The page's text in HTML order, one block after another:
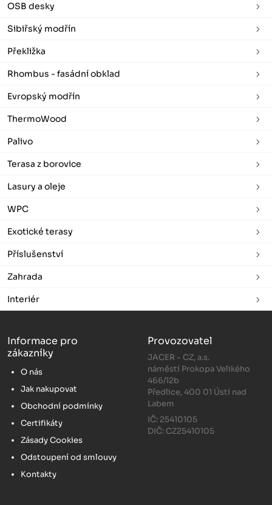
OSB desky
Sibiřský modřín
Překližka
Rhombus - fasádní obklad
Evropský modřín
ThermoWood
Palivo
Terasa z borovice
Lasury a oleje
WPC
Exotické terasy
Příslušenství
Zahrada
Interiér
Informace pro
zákazníky
O nás
Jak nakupovat
Obchodní podmínky
Certifikáty
Zásady Cookies
Odstoupení od smlouvy
Kontakty
Provozovatel
JACER - CZ, a.s.
náměstí Prokopa Velikého
466/12b
Předlice, 400 01 Ústí nad
Labem
IČ: 25410105
DIČ: CZ25410105